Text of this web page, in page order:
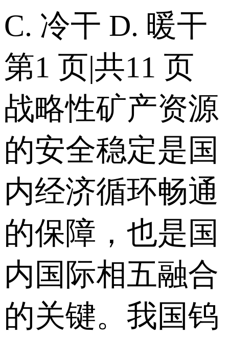
C. 冷干 D. 暖干
第1 页|共11 页
战略性矿产资源
的安全稳定是国
内经济循环畅通
的保障，也是国
内国际相五融合
的关键。我国钨